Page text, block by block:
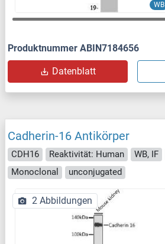
WB
Produktnummer ABIN7184656
Datenblatt
Cadherin-16 Antikörper
CDH16 Reaktivität: Human WB, IF
Monoclonal
unconjugated
2 Abbildungen